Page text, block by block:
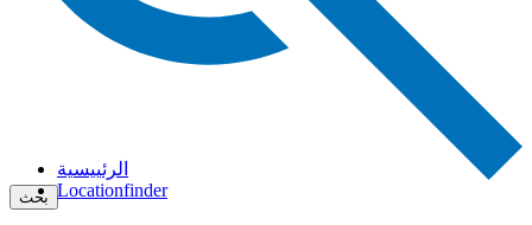
بحث
الرئييسية
Locationfinder